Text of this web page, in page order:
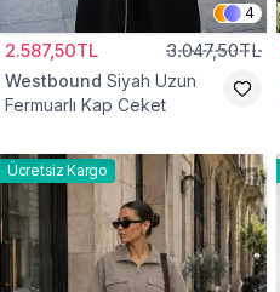
4
2.587,50TL 3.047,50TL
Westbound Siyah Uzun
Fermuarlı Kap Ceket
Ücretsiz Kargo